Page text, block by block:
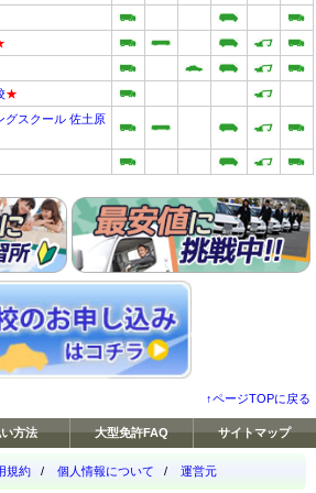
★
グスクール 佐土原
↑ページTOPに戻る
方法 大型免許FAQ サイトマップ
規約 / 個人情報について / 運営元